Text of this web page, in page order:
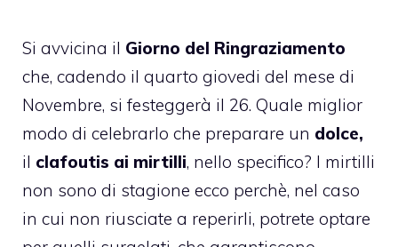
Si avvicina il Giorno del Ringraziamento
che, cadendo il quarto giovedi del mese di
Novembre, si festeggerà il 26. Quale miglior
modo di celebrarlo che preparare un dolce,
il clafoutis ai mirtilli, nello specifico? I mirtilli
non sono di stagione ecco perchè, nel caso
in cui non riusciate a reperirli, potrete optare